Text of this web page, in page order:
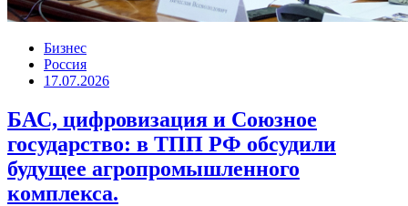
Бизнес
Россия
17.07.2026
БАС, цифровизация и Союзное
государство: в ТПП РФ обсудили
будущее агропромышленного
комплекса.